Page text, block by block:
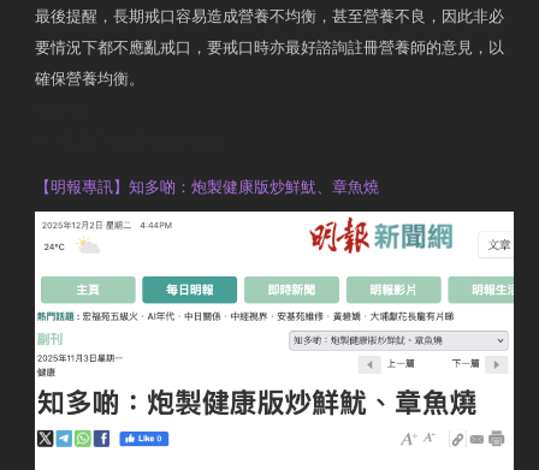
最後提醒，長期戒口容易造成營養不均衡，甚至營養不良，因此非必
要情況下都不應亂戒口，要戒口時亦最好諮詢註冊營養師的意見，以
確保營養均衡。
【明報專訊】知多啲：炮製健康版炒鮮魷、章魚燒